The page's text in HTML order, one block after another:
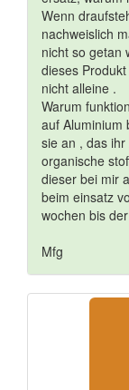
Wenn
nachweislich
nicht so getan
dieses
nicht alleine .
Warum
auf Aluminium
sie an , das
organische
dieser bei mir
beim einsatz
wochen bis
Mfg